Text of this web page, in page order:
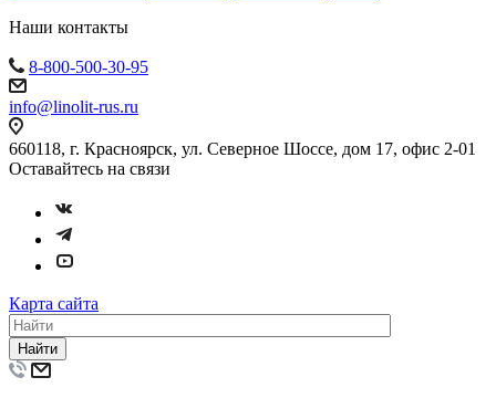
Наши контакты
8-800-500-30-95
info@linolit-rus.ru
660118, г. Красноярск, ул. Северное Шоссе, дом 17, офис 2-01
Оставайтесь на связи
Карта сайта
Найти